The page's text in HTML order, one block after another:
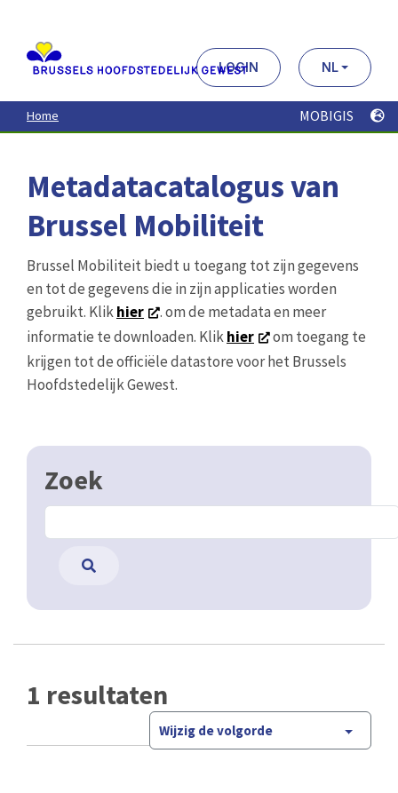
contenu
principal
LOGIN NL
Home MOBIGIS
Metadatacatalogus van
Brussel Mobiliteit
Brussel Mobiliteit biedt u toegang tot zijn gegevens
en tot de gegevens die in zijn applicaties worden
gebruikt. Klikhier
. om de metadata en meer
informatie te downloaden. Klikhier
om toegang te
krijgen tot de officiële datastore voor het Brussels
Hoofdstedelijk Gewest.
Zoek
1 resultaten
Wijzig de volgorde